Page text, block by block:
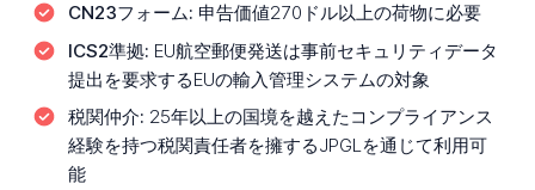
CN23フォーム: 申告価値270ドル以上の荷物に必要
ICS2準拠: EU航空郵便発送は事前セキュリティデータ
提出を要求するEUの輸入管理システムの対象
税関仲介: 25年以上の国境を越えたコンプライアンス
経験を持つ税関責任者を擁するJPGLを通じて利用可
能